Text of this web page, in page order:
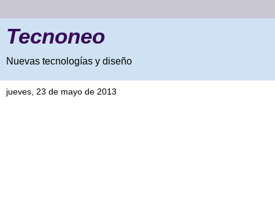
Tecnoneo
Nuevas tecnologías y diseño
jueves, 23 de mayo de 2013